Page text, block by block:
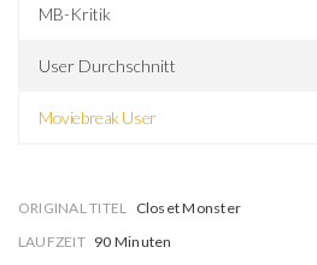
MB-Kritik
User Durchschnitt
Moviebreak User
ORIGINAL TITEL Closet Monster
LAUFZEIT 90 Minuten